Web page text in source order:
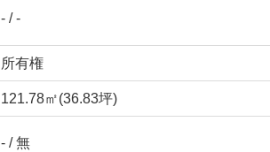
- / -
所有権
121.78㎡(36.83坪)
- / 無